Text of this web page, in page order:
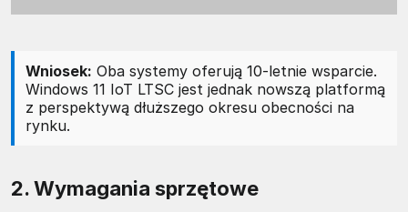
Wniosek: Oba systemy oferują 10-letnie wsparcie.
Windows 11 IoT LTSC jest jednak nowszą platformą
z perspektywą dłuższego okresu obecności na
rynku.
2. Wymagania sprzętowe